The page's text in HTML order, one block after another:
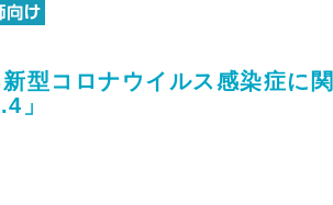
型コロナウイルス感染症に関
」